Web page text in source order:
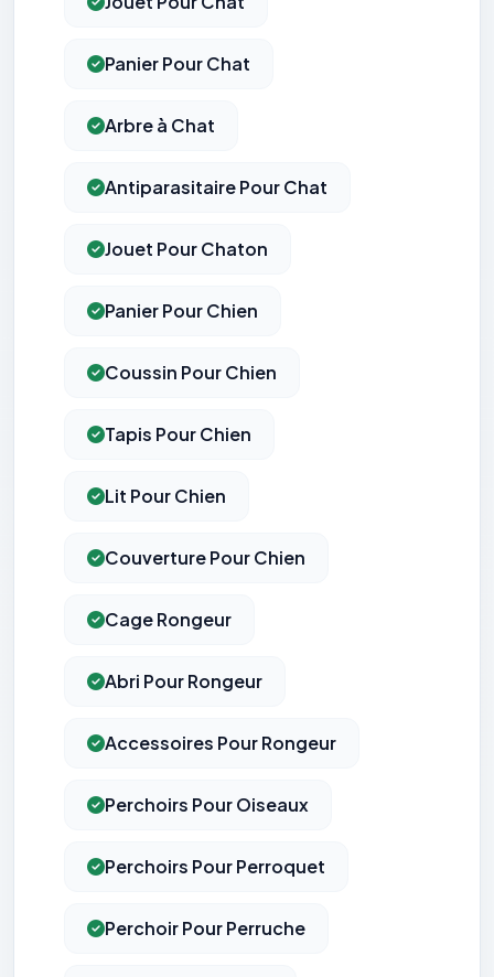
Panier Pour Chat
Arbre à Chat
Antiparasitaire Pour Chat
Jouet Pour Chaton
Panier Pour Chien
Coussin Pour Chien
Tapis Pour Chien
Lit Pour Chien
Couverture Pour Chien
Cage Rongeur
Abri Pour Rongeur
Accessoires Pour Rongeur
Perchoirs Pour Oiseaux
Perchoirs Pour Perroquet
Perchoir Pour Perruche